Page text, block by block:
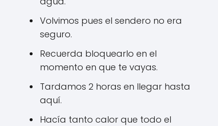
Volvimos pues el sendero no era
seguro.
Recuerda bloquearlo en el
momento en que te vayas.
Tardamos 2 horas en llegar hasta
aquí.
Hacía tanto calor que todo el